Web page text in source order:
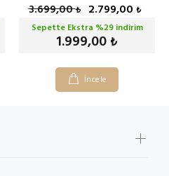
3.699,00₺ 2.799,00 ₺
Sepette Ekstra %29indirim
1.999,00 ₺
İncele